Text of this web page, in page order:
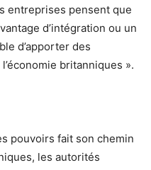
entreprises pensent que
d’intégration ou un
d’apporter des
britanniques ».
pouvoirs fait son chemin
les autorités